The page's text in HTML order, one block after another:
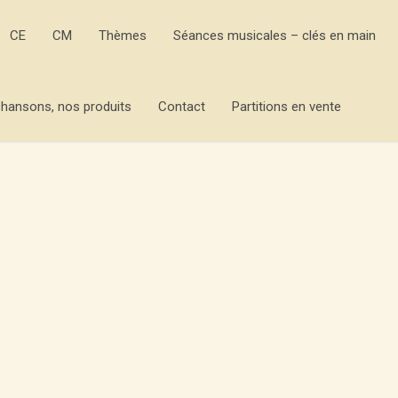
CE CM Thèmes Séances musicales – clés en main
nos produits Contact Partitions en vente